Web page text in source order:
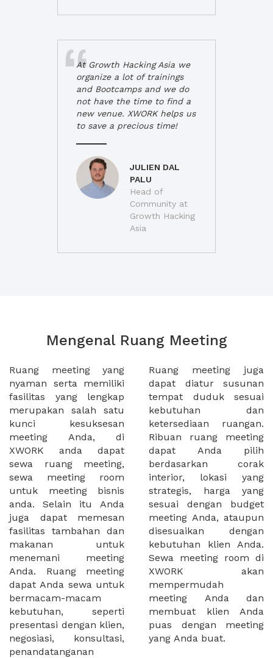
At Growth Hacking Asia we
organize a lot of trainings
and Bootcamps and we do
not have the time to find a
new venue. XWORK helps us
to save a precious time!
JULIEN DAL
PALU
Head of
Community at
Growth Hacking
Asia
Mengenal Ruang Meeting
Ruang meeting yang
nyaman serta memiliki
fasilitas yang lengkap
merupakan salah satu
kunci kesuksesan
meeting Anda, di
XWORK anda dapat
sewa ruang meeting,
sewa meeting room
untuk meeting bisnis
anda. Selain itu Anda
juga dapat memesan
fasilitas tambahan dan
makanan untuk
menemani meeting
Anda. Ruang meeting
dapat Anda sewa untuk
bermacam-macam
kebutuhan, seperti
presentasi dengan klien,
negosiasi, konsultasi,
penandatanganan
Ruang meeting juga
dapat diatur susunan
tempat duduk sesuai
kebutuhan dan
ketersediaan ruangan.
Ribuan ruang meeting
dapat Anda pilih
berdasarkan corak
interior, lokasi yang
strategis, harga yang
sesuai dengan budget
meeting Anda, ataupun
disesuaikan dengan
kebutuhan klien Anda.
Sewa meeting room di
XWORK akan
mempermudah
meeting Anda dan
membuat klien Anda
puas dengan meeting
yang Anda buat.